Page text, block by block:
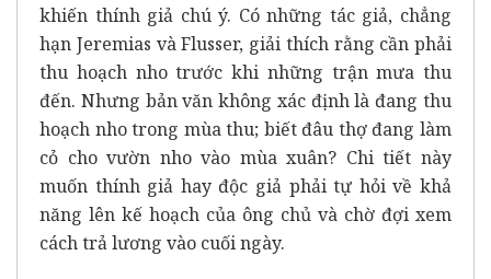
khiến thính giả chú ý. Có những tác giả, chẳng
hạn Jeremias và Flusser, giải thích rằng cần phải
thu hoạch nho trước khi những trận mưa thu
đến. Nhưng bản văn không xác định là đang thu
hoạch nho trong mùa thu; biết đâu thợ đang làm
cỏ cho vườn nho vào mùa xuân? Chi tiết này
muốn thính giả hay độc giả phải tự hỏi về khả
năng lên kế hoạch của ông chủ và chờ đợi xem
cách trả lương vào cuối ngày.